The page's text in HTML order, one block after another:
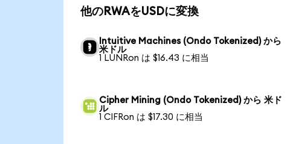
他のRWAをUSDに変換
Intuitive Machines (Ondo Tokenized) から
米ドル
1 LUNRon は $16.43 に相当
Cipher Mining (Ondo Tokenized) から 米ド
ル
1 CIFRon は $17.30 に相当